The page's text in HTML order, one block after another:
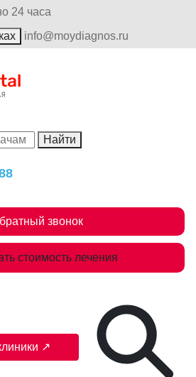
24 часа
info@moydiagnos.ru
Найти
звонок
стоимость лечения
↗